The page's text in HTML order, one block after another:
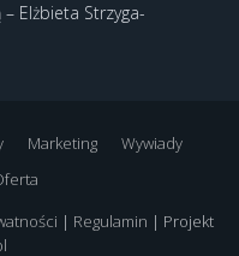
Elżbieta Strzyga-
Marketing
Wywiady
| Regulamin | Projekt